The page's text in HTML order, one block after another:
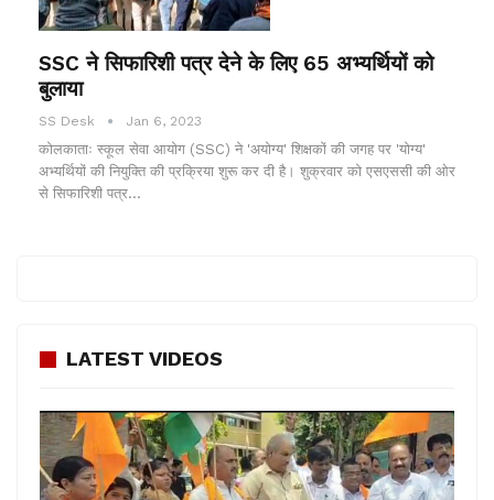
SSC ने सिफारिशी पत्र देने के लिए 65 अभ्यर्थियों को
बुलाया
SS Desk Jan 6, 2023
कोलकाताः स्कूल सेवा आयोग (SSC) ने 'अयोग्य' शिक्षकों की जगह पर 'योग्य'
अभ्यर्थियों की नियुक्ति की प्रक्रिया शुरू कर दी है। शुक्रवार को एसएससी की ओर
से सिफारिशी पत्र…
LATEST VIDEOS